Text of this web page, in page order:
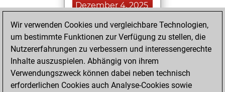
Dezember 4, 2025
You achieved a
BeautyScore of 72
Fritz
achieved a new Elo
of 1575
Wir verwenden Cookies und vergleichbare Technologien,
um bestimmte Funktionen zur Verfügung zu stellen, die
Nutzererfahrungen zu verbessern und interessengerechte
Inhalte auszuspielen. Abhängig von ihrem
Verwendungszweck können dabei neben technisch
erforderlichen Cookies auch Analyse-Cookies sowie